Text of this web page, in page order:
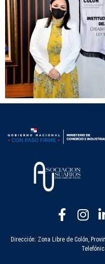
Dirección: Zona Libre de Colón,